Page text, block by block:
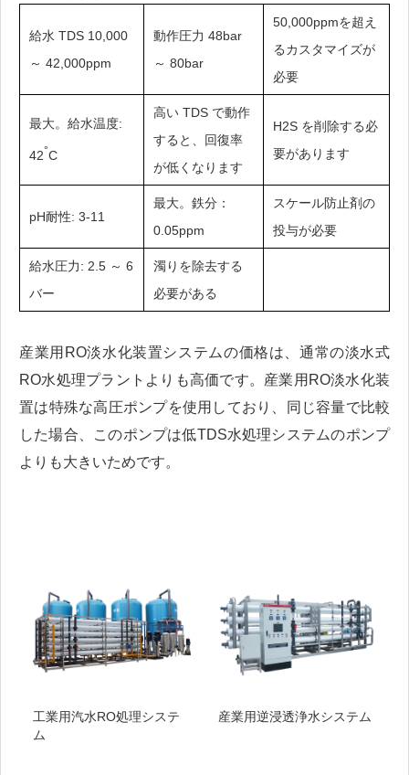
給水 TDS 10,000
～ 42,000ppm
動作圧力 48bar
～ 80bar
50,000ppmを超え
るカスタマイズが
必要
最大。給水温度:
42°C
高い TDS で動作
すると、回復率
が低くなります
H2S を削除する必
要があります
pH耐性: 3-11
最大。鉄分：
0.05ppm
スケール防止剤の
投与が必要
給水圧力: 2.5 ～ 6
バー
濁りを除去する
必要がある
産業用RO淡水化装置システムの価格は、通常の淡水式
RO水処理プラントよりも高価です。産業用RO淡水化装
置は特殊な高圧ポンプを使用しており、同じ容量で比較
した場合、このポンプは低TDS水処理システムのポンプ
よりも大きいためです。
工業用汽水RO処理システ
ム
産業用逆浸透浄水システム